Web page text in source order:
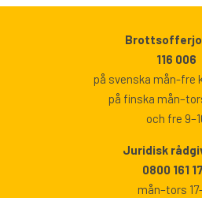
116 006
på svenska mån-fre
på finska
och fre
Juridisk
0800 161
mån–tors